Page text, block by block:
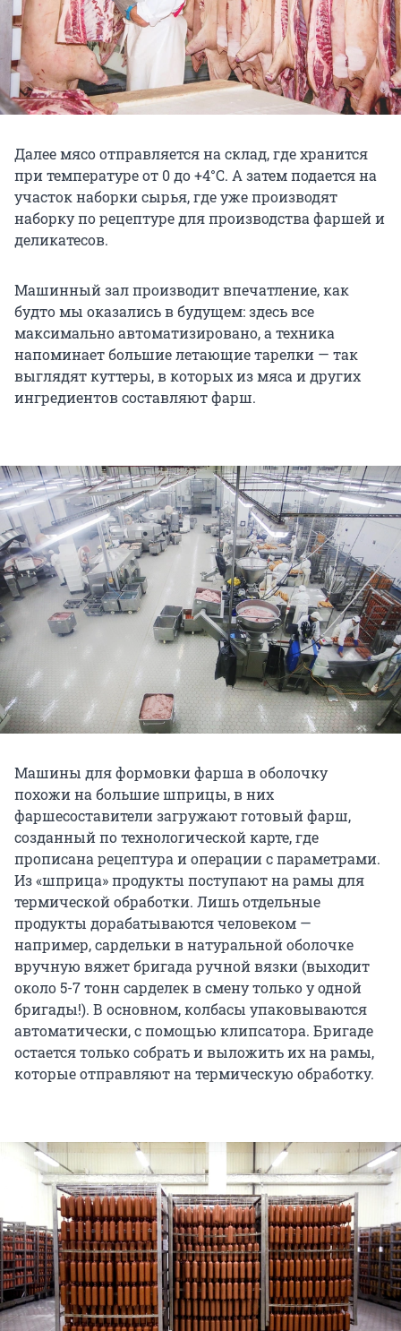
Далее мясо отправляется на склад, где хранится
при температуре от 0 до +4°С. А затем подается на
участок наборки сырья, где уже производят
наборку по рецептуре для производства фаршей и
деликатесов.
Машинный зал производит впечатление, как
будто мы оказались в будущем: здесь все
максимально автоматизировано, а техника
напоминает большие летающие тарелки — так
выглядят куттеры, в которых из мяса и других
ингредиентов составляют фарш.
Машины для формовки фарша в оболочку
похожи на большие шприцы, в них
фаршесоставители загружают готовый фарш,
созданный по технологической карте, где
прописана рецептура и операции с параметрами.
Из «шприца» продукты поступают на рамы для
термической обработки. Лишь отдельные
продукты дорабатываются человеком —
например, сардельки в натуральной оболочке
вручную вяжет бригада ручной вязки (выходит
около 5-7 тонн сарделек в смену только у одной
бригады!). В основном, колбасы упаковываются
автоматически, с помощью клипсатора. Бригаде
остается только собрать и выложить их на рамы,
которые отправляют на термическую обработку.